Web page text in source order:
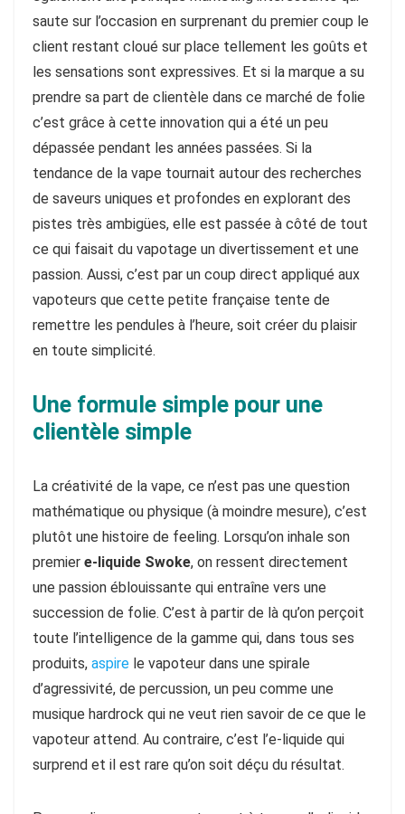
saute sur l’occasion en surprenant du premier coup le
client restant cloué sur place tellement les goûts et
les sensations sont expressives. Et si la marque a su
prendre sa part de clientèle dans ce marché de folie
c’est grâce à cette innovation qui a été un peu
dépassée pendant les années passées. Si la
tendance de la vape tournait autour des recherches
de saveurs uniques et profondes en explorant des
pistes très ambigües, elle est passée à côté de tout
ce qui faisait du vapotage un divertissement et une
passion. Aussi, c’est par un coup direct appliqué aux
vapoteurs que cette petite française tente de
remettre les pendules à l’heure, soit créer du plaisir
en toute simplicité.
Une formule simple pour une
clientèle simple
La créativité de la vape, ce n’est pas une question
mathématique ou physique (à moindre mesure), c’est
plutôt une histoire de feeling. Lorsqu’on inhale son
premier e-liquide Swoke, on ressent directement
une passion éblouissante qui entraîne vers une
succession de folie. C’est à partir de là qu’on perçoit
toute l’intelligence de la gamme qui, dans tous ses
produits, aspire le vapoteur dans une spirale
d’agressivité, de percussion, un peu comme une
musique hardrock qui ne veut rien savoir de ce que le
vapoteur attend. Au contraire, c’est l’e-liquide qui
surprend et il est rare qu’on soit déçu du résultat.